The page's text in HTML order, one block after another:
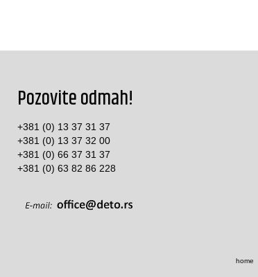
Pozovite odmah!
+381 (0) 13 37 31 37
+381 (0) 13 37 32 00
+381 (0) 66 37 31 37
+381 (0) 63 82 86 228
home